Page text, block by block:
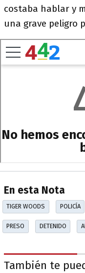
costaba hablar y
una grave peligro
En esta Nota
TIGER WOODS POLICÍA
PRESO DETENIDO
También te